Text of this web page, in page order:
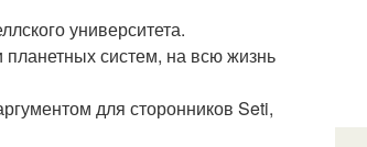
университета.
систем, на всю жизнь
для сторонников Seti,